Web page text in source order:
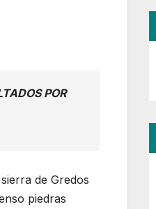
POR
de Gredos
piedras